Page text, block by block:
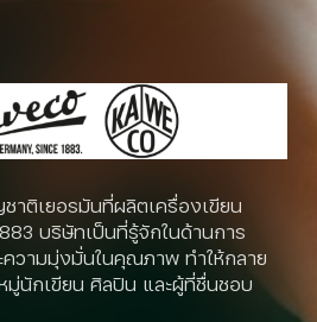
าติเยอรมันที่ผลิตเครื่องเขียน
บริษัทเป็นที่รู้จักในด้านการ
วามมุ่งมั่นในคุณภาพ ทำให้กลาย
มู่นักเขียน ศิลปิน และผู้ที่ชื่นชอบ